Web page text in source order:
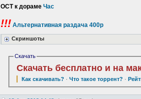
ОСТ к дораме Час
!!! Альтернативная раздача 400р
Скриншоты
Скачать
Скачать бесплатно и на
Как скачивать? · Что такое торрент? ·